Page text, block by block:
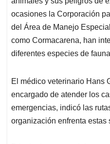
ocasiones la Corporación
del Área de Manejo
como Cormacarena, han
diferentes especies de
El médico veterinario Hans
encargado de atender los
emergencias, indicó las
organización enfrenta estas